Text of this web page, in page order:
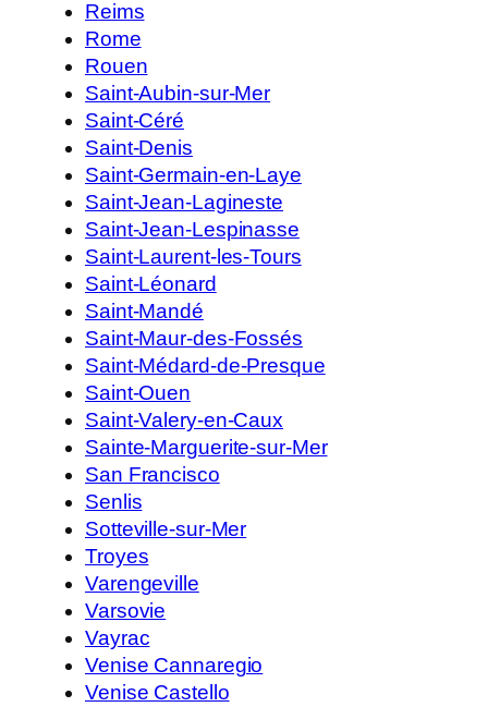
Reims
Rome
Rouen
Saint-Aubin-sur-Mer
Saint-Céré
Saint-Denis
Saint-Germain-en-Laye
Saint-Jean-Lagineste
Saint-Jean-Lespinasse
Saint-Laurent-les-Tours
Saint-Léonard
Saint-Mandé
Saint-Maur-des-Fossés
Saint-Médard-de-Presque
Saint-Ouen
Saint-Valery-en-Caux
Sainte-Marguerite-sur-Mer
San Francisco
Senlis
Sotteville-sur-Mer
Troyes
Varengeville
Varsovie
Vayrac
Venise Cannaregio
Venise Castello